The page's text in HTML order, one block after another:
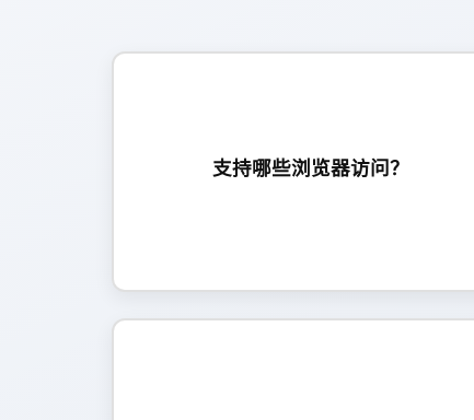
支持哪些浏览器访问？
速度，建议使用较新版本浏览器并保持系统更